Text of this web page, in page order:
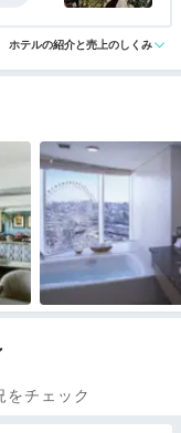
ピン
風呂 4.0
ホテルの紹介と売上のしくみ
をチェック